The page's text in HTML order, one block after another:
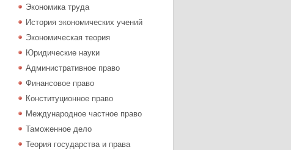
Экономика труда
История экономических учений
Экономическая теория
Юридические науки
Административное право
Финансовое право
Конституционное право
Международное частное право
Таможенное дело
Теория государства и права